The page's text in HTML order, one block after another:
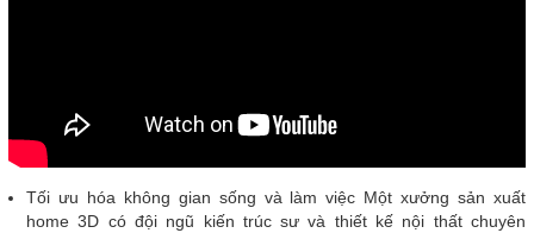
Tối ưu hóa không gian sống và làm việc Một xưởng sản xuất
home 3D có đội ngũ kiến trúc sư và thiết kế nội thất chuyên